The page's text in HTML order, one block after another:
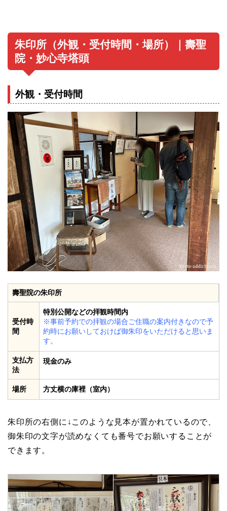
朱印所（外観・受付時間・場所）｜壽聖
院・妙心寺塔頭
外観・受付時間
壽聖院の朱印所
受付時
間
特別公開などの拝観時間内
※事前予約での拝観の場合ご住職の案内付きなので予
約時にお願いしておけば御朱印をいただけると思いま
す。
支払方
法
現金のみ
場所 方丈横の庫裡（室内）
朱印所の右側に↓このような見本が置かれているので、
御朱印の文字が読めなくても番号でお願いすることが
できます。